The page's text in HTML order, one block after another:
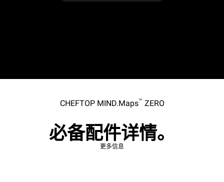
CHEFTOP MIND.Maps™ ZERO
必备配件详情。
更多信息